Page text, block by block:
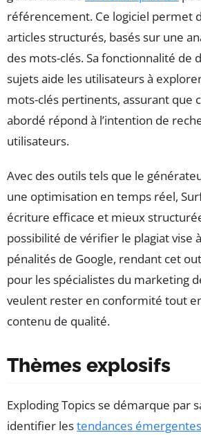
référencement. Ce logiciel permet
articles structurés, basés sur une
des mots-clés. Sa fonctionnalité de
sujets aide les utilisateurs à
mots-clés pertinents, assurant que
abordé répond à l’intention de
utilisateurs.
Avec des outils tels que le
une optimisation en temps réel,
écriture efficace et mieux
possibilité de vérifier le plagiat vise
pénalités de Google, rendant cet
pour les spécialistes du marketing
veulent rester en conformité tout
contenu de qualité.
Thèmes explosifs
Exploding Topics se démarque par
identifier lestendances émergentes